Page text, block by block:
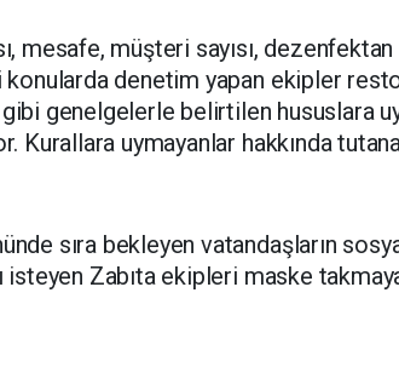
mesafe, müşteri sayısı,
denetim yapan ekipler
genelgelerle belirtilen hususlara
Kurallara uymayanlar hakkında
sıra bekleyen vatandaşların
isteyen Zabıta ekipleri maske